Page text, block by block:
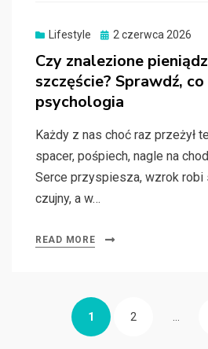
Lifestyle
Posted
2 czerwca 2026
Czy znalezione
szczęście? Sprawdź,
psychologia
Każdy z nas choć raz przeżył
spacer, pośpiech, nagle na
Serce przyspiesza, wzrok robi
czujny, a w…
READ MORE
Stronicowanie
wpisów
PAGE
1 PAGE
2 …